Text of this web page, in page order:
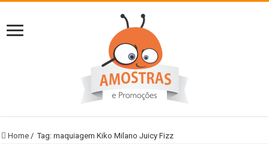
Home / Tag:maquiagem Kiko Milano Juicy Fizz